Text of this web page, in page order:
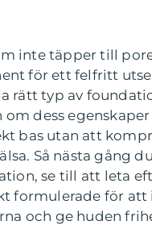
inte täpper till
för ett felfritt
rätt typ av
om dess
bas utan att
Så nästa gång
se till att leta
formulerade för att
och ge huden